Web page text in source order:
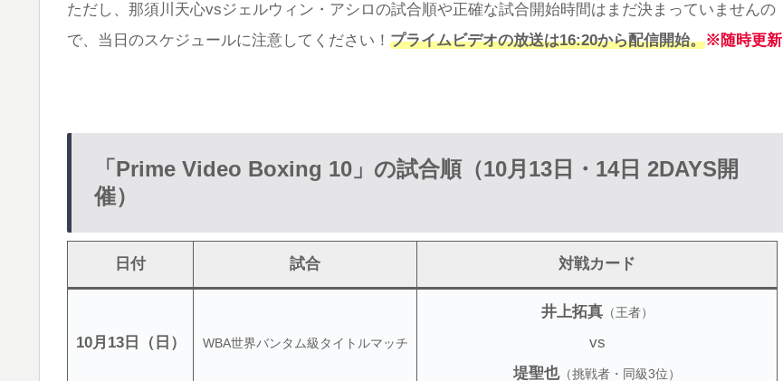
ただし、那須川天心vsジェルウィン・アシロの試合順や正確な試合開始時間はまだ決まっていませんの
で、当日のスケジュールに注意してください！ プライムビデオの放送は16:20から配信開始。※随時更新
「Prime Video Boxing 10」の試合順（10月13日・14日 2DAYS開
催）
日付 試合 対戦カード
10月13日（日） WBA世界バンタム級タイトルマッチ
井上拓真（王者）
vs
堤聖也（挑戦者・同級3位）